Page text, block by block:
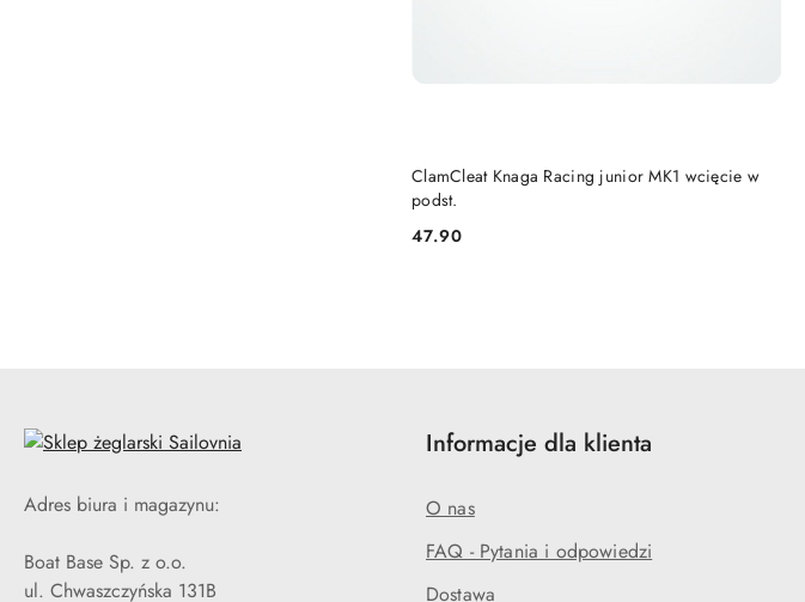
ClamCleat Knaga Racing junior MK1 wcięcie w
podst.
Cena:
47.90
DO KOSZYKA
Adres biura i magazynu:
Boat Base Sp. z o.o.
ul. Chwaszczyńska 131B
Informacje dla klienta
O nas
FAQ - Pytania i odpowiedzi
Dostawa